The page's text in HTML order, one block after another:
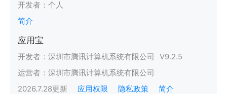
开发者： 个人
简介
应用宝
开发者： 深圳市腾讯计算机系统有限公司 V9.2.5
运营者： 深圳市腾讯计算机系统有限公司
2026.7.28更新 应用权限 隐私政策 简介